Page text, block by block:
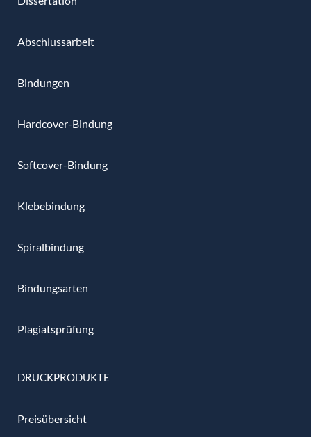
Abschlussarbeit
Bindungen
Hardcover-Bindung
Softcover-Bindung
Klebebindung
Spiralbindung
Bindungsarten
Plagiatsprüfung
DRUCKPRODUKTE
Preisübersicht